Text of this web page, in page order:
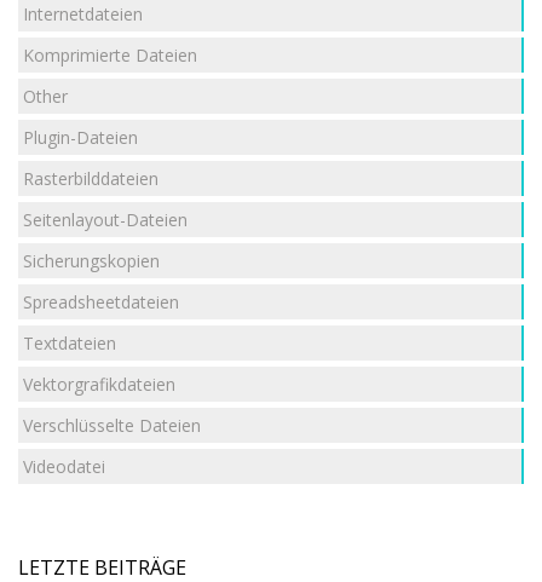
Internetdateien
Komprimierte Dateien
Other
Plugin-Dateien
Rasterbilddateien
Seitenlayout-Dateien
Sicherungskopien
Spreadsheetdateien
Textdateien
Vektorgrafikdateien
Verschlüsselte Dateien
Videodatei
LETZTE BEITRÄGE